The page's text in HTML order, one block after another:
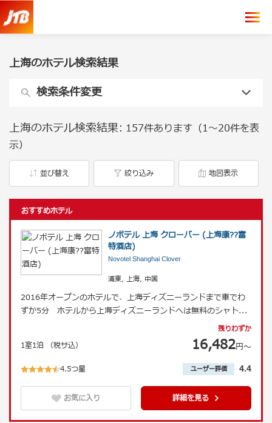
上海のホテル検索結果
検索条件変更
上海のホテル検索結果: 157件あります（1〜20件を表
示）
並び替え 絞り込み 地図表示
おすすめホテル
ノボテル 上海 クローバー (上海康??富
特酒店)
Novotel Shanghai Clover
浦東, 上海, 中国
2016年オープンのホテルで、上海ディズニーランドまで車でわ
ずか5分 ホテルから上海ディズニーランドへは無料のシャト...
残りわずか
16,482円〜
1室1泊 （税サ込）
4.5つ星 ユーザー評価 4.4
お気に入り 詳細を見る